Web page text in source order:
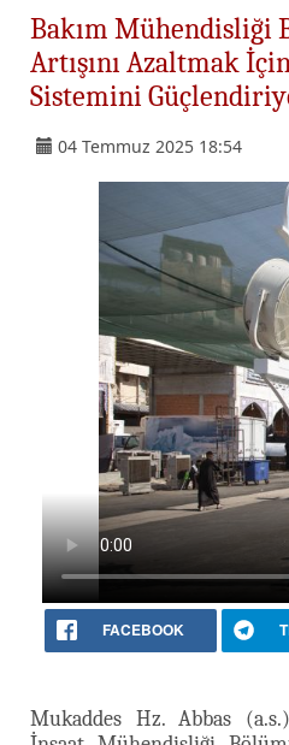
Bakım Mühendisliği
Artışını Azaltmak
Sistemini
04 Temmuz 2025 18:54
FACEBOOK
Mukaddes Hz. Abbas